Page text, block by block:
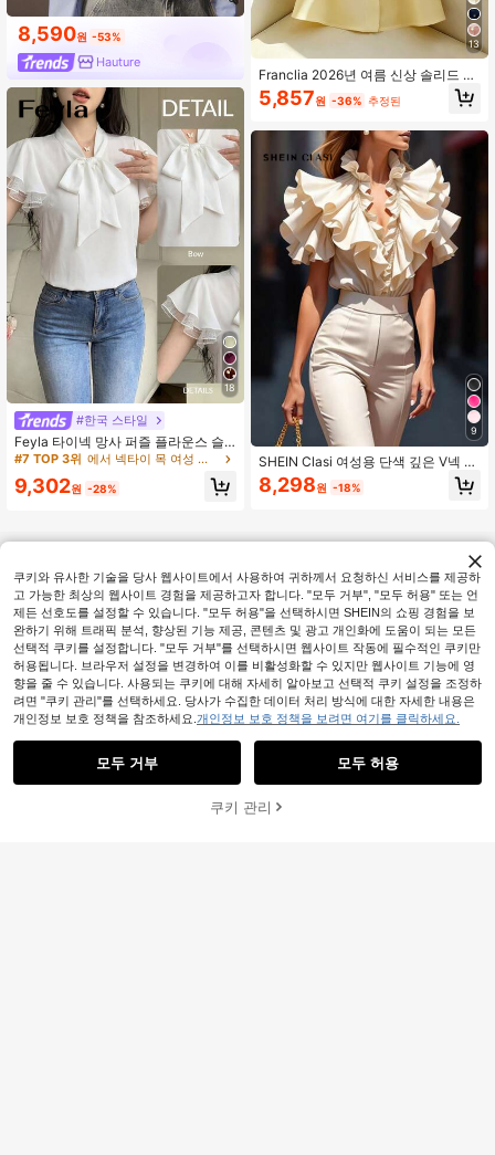
8,590원 -53%
Hauture
18
#한국 스타일
Feyla 타이넥 망사 퍼즐 플라운스 슬
리브 블라우스
#7 TOP 3위 에서 넥타이 목 여성 상의, 블라우스 & 티
9,302원 -28%
13
Franclia 2026년 여름 신상 솔리드 컬
러 러플 소매 라운드 넥 셔츠, 여름 유
행 다용도 프렌치 숏 스타일 진주 버튼
셔츠, 옐로우 상의, 여성 우아한 상의,
여름 상의, 여성 여름 의상 옐로우 버
튼 업 상의 작업 블라우스 옐로우 상의
블라우스 옐로우 여성용 상의 우아한
여성용 상의 및 블라우스 신상품 블라
우스 여성용 블라우스 우아하고 고급
스러운 여름용 여성 셔츠 S3433 여성
의류 십대용 블라우스
5,857원 -36% 추정된
9
SHEIN Clasi 여성용 단색 깊은 V넥 러
플 트림 패션 블라우스
8,298원 -18%
42% 할인! 장바구니 담기
쿠키와 유사한 기술을 당사 웹사이트에서 사용하여 귀하께서 요청하신 서비스를 제공하
고 가능한 최상의 웹사이트 경험을 제공하고자 합니다. "모두 거부", "모두 허용" 또는 언
제든 선호도를 설정할 수 있습니다. "모두 허용"을 선택하시면 SHEIN의 쇼핑 경험을 보
완하기 위해 트래픽 분석, 향상된 기능 제공, 콘텐츠 및 광고 개인화에 도움이 되는 모든
선택적 쿠키를 설정합니다. "모두 거부"를 선택하시면 웹사이트 작동에 필수적인 쿠키만
허용됩니다. 브라우저 설정을 변경하여 이를 비활성화할 수 있지만 웹사이트 기능에 영
향을 줄 수 있습니다. 사용되는 쿠키에 대해 자세히 알아보고 선택적 쿠키 설정을 조정하
려면 "쿠키 관리"를 선택하세요. 당사가 수집한 데이터 처리 방식에 대한 자세한 내용은
개인정보 보호 정책을 참조하세요. 개인정보 보호 정책을 보려면 여기를 클릭하세요.
모두 거부 모두 허용
쿠키 관리